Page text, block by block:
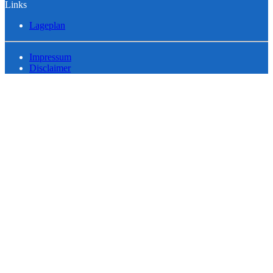
Links
Lageplan
Impressum
Disclaimer